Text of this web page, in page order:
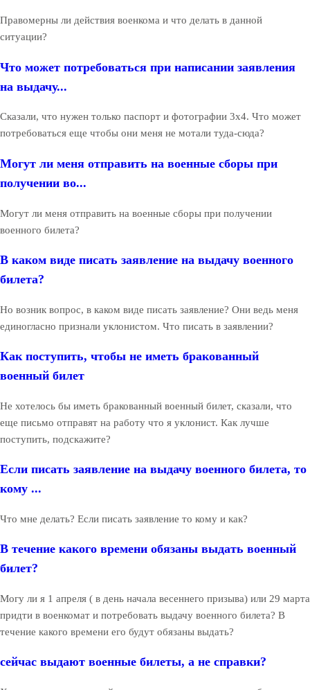
Правомерны ли действия военкома и что делать в данной
ситуации?
Что может потребоваться при написании заявления
на выдачу...
Сказали, что нужен только паспорт и фотографии 3х4. Что может
потребоваться еще чтобы они меня не мотали туда-сюда?
Могут ли меня отправить на военные сборы при
получении во...
Могут ли меня отправить на военные сборы при получении
военного билета?
В каком виде писать заявление на выдачу военного
билета?
Но возник вопрос, в каком виде писать заявление? Они ведь меня
единогласно признали уклонистом. Что писать в заявлении?
Как поступить, чтобы не иметь бракованный
военный билет
Не хотелось бы иметь бракованный военный билет, сказали, что
еще письмо отправят на работу что я уклонист. Как лучше
поступить, подскажите?
Если писать заявление на выдачу военного билета, то
кому ...
Что мне делать? Если писать заявление то кому и как?
В течение какого времени обязаны выдать военный
билет?
Могу ли я 1 апреля ( в день начала весеннего призыва) или 29 марта
придти в военкомат и потребовать выдачу военного билета? В
течение какого времени его будут обязаны выдать?
сейчас выдают военные билеты, а не справки?